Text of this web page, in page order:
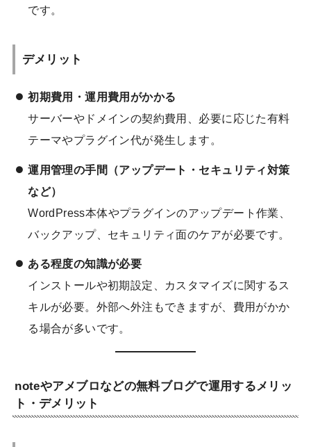
です。
デメリット
初期費用・運用費用がかかる
サーバーやドメインの契約費用、必要に応じた有料
テーマやプラグイン代が発生します。
運用管理の手間（アップデート・セキュリティ対策
など）
WordPress本体やプラグインのアップデート作業、
バックアップ、セキュリティ面のケアが必要です。
ある程度の知識が必要
インストールや初期設定、カスタマイズに関するス
キルが必要。外部へ外注もできますが、費用がかか
る場合が多いです。
noteやアメブロなどの無料ブログで運用するメリッ
ト・デメリット